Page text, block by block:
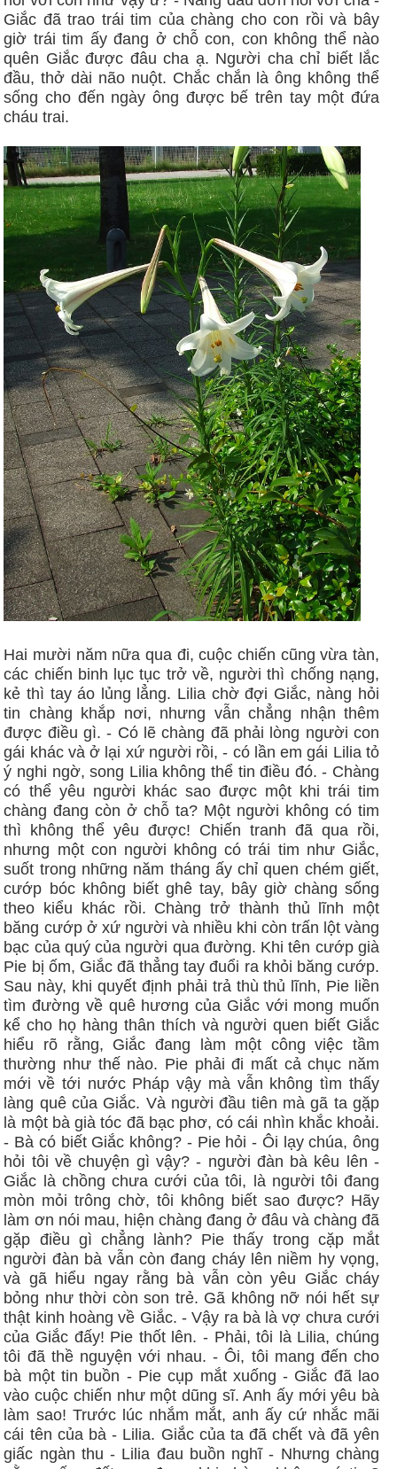
Giắc đã trao trái tim của chàng cho con rồi và bây
giờ trái tim ấy đang ở chỗ con, con không thể nào
quên Giắc được đâu cha ạ. Người cha chỉ biết lắc
đầu, thở dài não nuột. Chắc chắn là ông không thể
sống cho đến ngày ông được bế trên tay một đứa
cháu trai.
Hai mười năm nữa qua đi, cuộc chiến cũng vừa tàn,
các chiến binh lục tục trở về, người thì chống nạng,
kẻ thì tay áo lủng lẳng. Lilia chờ đợi Giắc, nàng hỏi
tin chàng khắp nơi, nhưng vẫn chẳng nhận thêm
được điều gì. - Có lẽ chàng đã phải lòng người con
gái khác và ở lại xứ người rồi, - có lần em gái Lilia tỏ
ý nghi ngờ, song Lilia không thể tin điều đó. - Chàng
có thể yêu người khác sao được một khi trái tim
chàng đang còn ở chỗ ta? Một người không có tim
thì không thể yêu được! Chiến tranh đã qua rồi,
nhưng một con người không có trái tim như Giắc,
suốt trong những năm tháng ấy chỉ quen chém giết,
cướp bóc không biết ghê tay, bây giờ chàng sống
theo kiểu khác rồi. Chàng trở thành thủ lĩnh một
băng cướp ở xứ người và nhiều khi còn trấn lột vàng
bạc của quý của người qua đường. Khi tên cướp già
Pie bị ốm, Giắc đã thẳng tay đuổi ra khỏi băng cướp.
Sau này, khi quyết định phải trả thù thủ lĩnh, Pie liền
tìm đường về quê hương của Giắc với mong muốn
kể cho họ hàng thân thích và người quen biết Giắc
hiểu rõ rằng, Giắc đang làm một công việc tầm
thường như thế nào. Pie phải đi mất cả chục năm
mới về tới nước Pháp vậy mà vẫn không tìm thấy
làng quê của Giắc. Và người đầu tiên mà gã ta gặp
là một bà già tóc đã bạc phơ, có cái nhìn khắc khoải.
- Bà có biết Giắc không? - Pie hỏi - Ôi lạy chúa, ông
hỏi tôi về chuyện gì vậy? - người đàn bà kêu lên -
Giắc là chồng chưa cưới của tôi, là người tôi đang
mòn mỏi trông chờ, tôi không biết sao được? Hãy
làm ơn nói mau, hiện chàng đang ở đâu và chàng đã
gặp điều gì chẳng lành? Pie thấy trong cặp mắt
người đàn bà vẫn còn đang cháy lên niềm hy vọng,
và gã hiểu ngay rằng bà vẫn còn yêu Giắc cháy
bỏng như thời còn son trẻ. Gã không nỡ nói hết sự
thật kinh hoàng về Giắc. - Vậy ra bà là vợ chưa cưới
của Giắc đấy! Pie thốt lên. - Phải, tôi là Lilia, chúng
tôi đã thề nguyện với nhau. - Ôi, tôi mang đến cho
bà một tin buồn - Pie cụp mắt xuống - Giắc đã lao
vào cuộc chiến như một dũng sĩ. Anh ấy mới yêu bà
làm sao! Trước lúc nhắm mắt, anh ấy cứ nhắc mãi
cái tên của bà - Lilia. Giắc của ta đã chết và đã yên
giấc ngàn thu - Lilia đau buồn nghĩ - Nhưng chàng